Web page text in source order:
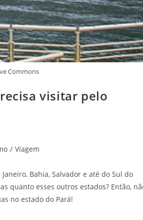
Commons
visitar pelo
/ Viagem
Bahia, Salvador e até do Sul do
quanto esses outros estados? Então,
no estado do Pará!